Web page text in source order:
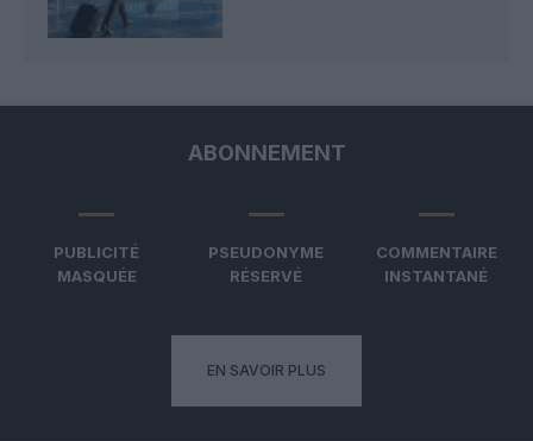
ABONNEMENT
PUBLICITÉ
MASQUÉE
PSEUDONYME
RÉSERVÉ
COMMENTAIRE
INSTANTANÉ
EN SAVOIR PLUS